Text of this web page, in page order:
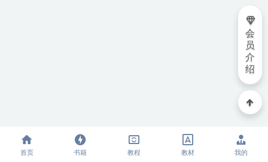
会
员
介
绍
首页 书籍 教程 教材 我的